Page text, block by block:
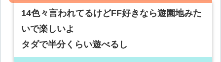
14色々言われてるけどFF好きなら遊園地みた
いで楽しいよ
タダで半分くらい遊べるし